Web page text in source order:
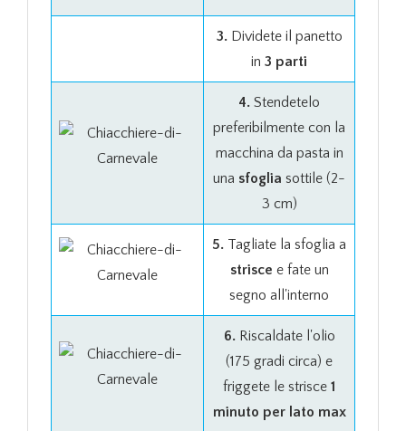
3.Dividete il panetto
in 3 parti
4. Stendetelo
preferibilmente con la
macchina da pasta in
una sfoglia sottile (2-
3 cm)
5. Tagliate la sfoglia a
strisce e fate un
segno all'interno
6. Riscaldate l'olio
(175 gradi circa) e
friggete le strisce 1
minuto per lato max